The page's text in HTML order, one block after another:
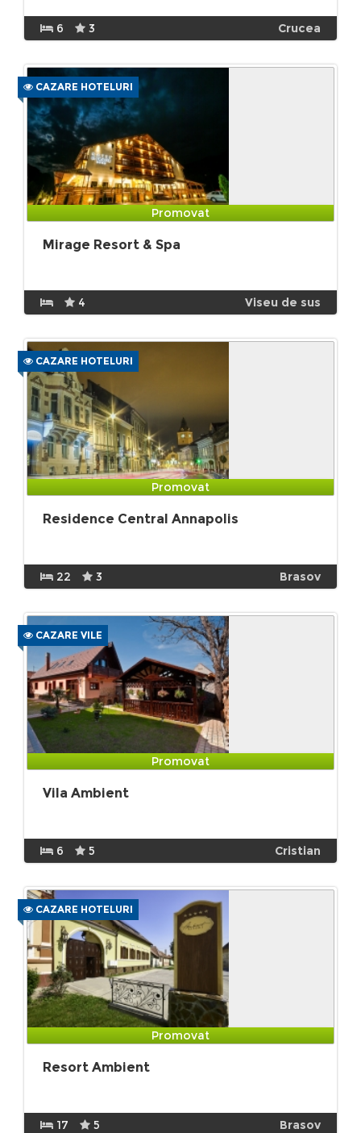
6 3 Crucea
CAZARE HOTELURI
Promovat
Mirage Resort & Spa
4 Viseu de sus
CAZARE HOTELURI
Promovat
Residence Central Annapolis
22 3 Brasov
CAZARE VILE
Promovat
Vila Ambient
6 5 Cristian
CAZARE HOTELURI
Promovat
Resort Ambient
17 5 Brasov